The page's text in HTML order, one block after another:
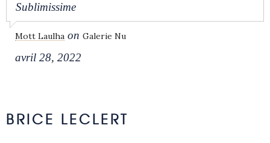
Sublimissime
Mott Laulha on Galerie Nu
avril 28, 2022
BRICE LECLERT